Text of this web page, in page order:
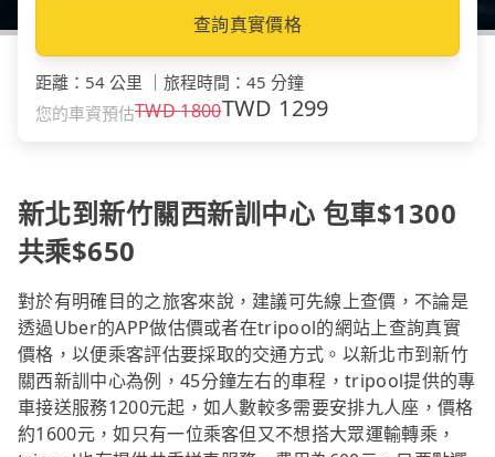
查詢真實價格
距離 ： 54 公里 旅程時間 ： 45 分鐘
您的車資預估TWD1800TWD 1299
新北到新竹關西新訓中心 包車$1300
共乘$650
對於有明確目的之旅客來說，建議可先線上查價，不論是
透過Uber的APP做估價或者在tripool的網站上查詢真實
價格，以便乘客評估要採取的交通方式。以新北市到新竹
關西新訓中心為例，45分鐘左右的車程，tripool提供的專
車接送服務1200元起，如人數較多需要安排九人座，價格
約1600元，如只有一位乘客但又不想搭大眾運輸轉乘，